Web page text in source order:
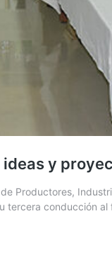
y
Productores,
conducción